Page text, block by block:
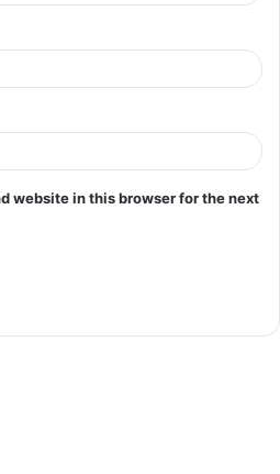
website in this browser for the next